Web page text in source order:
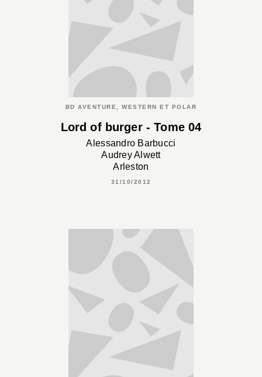
BD AVENTURE, WESTERN ET POLAR
Lord of burger - Tome 04
Alessandro Barbucci
Audrey Alwett
Arleston
31/10/2012